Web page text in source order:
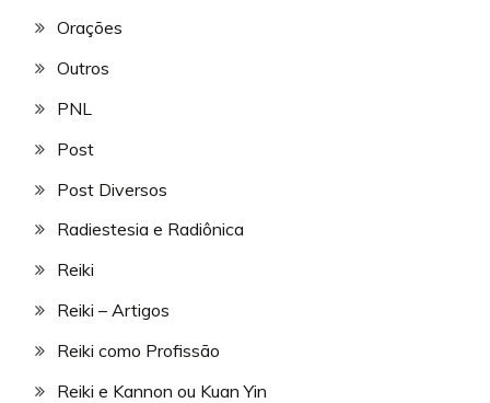
Orações
Outros
PNL
Post
Post Diversos
Radiestesia e Radiônica
Reiki
Reiki – Artigos
Reiki como Profissão
Reiki e Kannon ou Kuan Yin